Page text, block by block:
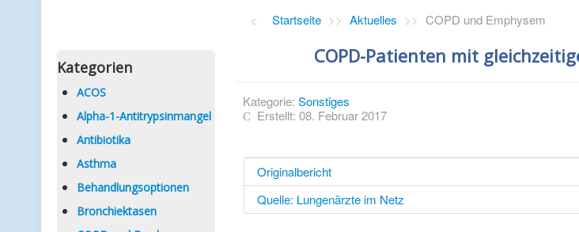
Kategorien
ACOS
Alpha-1-Antitrypsinmangel
Antibiotika
Asthma
Behandlungsoptionen
Bronchiektasen
Startseite >> Aktuelles >> COPD und Emphysem
COPD-Patienten mit
Kategorie: Sonstiges
Erstellt: 08. Februar 2017
Originalbericht
Quelle: Lungenärzte im Netz